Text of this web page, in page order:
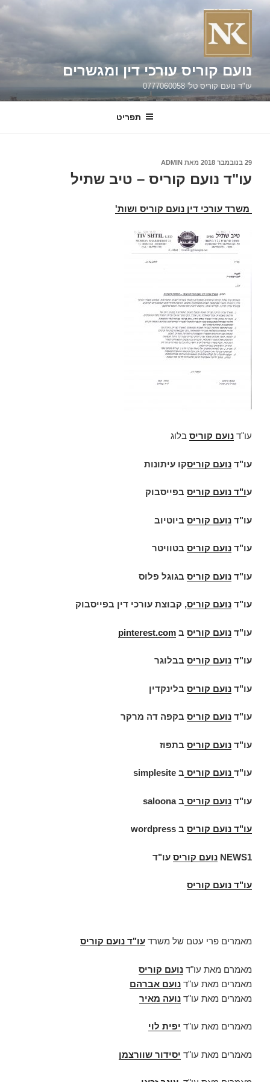
דילוג
נועם קוריס עורכי דין ומגשרים
עו"ד נועם קוריס טל' 0777060058
תפריט
פורסם
29 בנובמבר 2018 מאת ADMIN
עו"ד נועם קוריס – טיב שתיל
משרד עורכי דין נועם קוריס ושות'
עו"ד נועם קוריס בלוג
עו"ד נועם קוריסקו עיתונות
עו"ד נועם קוריס בפייסבוק
עו"ד נועם קוריס ביוטיוב
עו"ד נועם קוריס בטוויטר
עו"ד נועם קוריס בגוגל פלוס
עו"ד נועם קוריס, קבוצת עורכי דין בפייסבוק
עו"ד נועם קוריס ב pinterest.com
עו"ד נועם קוריס בבלוגר
עו"ד נועם קוריס בלינקדין
עו"ד נועם קוריס בקפה דה מרקר
עו"ד נועם קוריס בתפוז
עו"ד נועם קוריס ב simplesite
עו"ד נועם קוריס בsaloona
עו"ד נועם קוריס ב wordpress
NEWS1 נועם קוריס עו"ד
עו"ד נועם קוריס
מאמרים פרי עטם של משרד עו"ד נועם קוריס
מאמרם מאת עו"ד נועם קוריס
מאמרים מאת עו"ד נועם אברהם
מאמרים מאת עו"ד נועה מאיר
מאמרים מאת עו"ד יפית לוי
מאמרים מאת עו"ד יסידור שוורצמן